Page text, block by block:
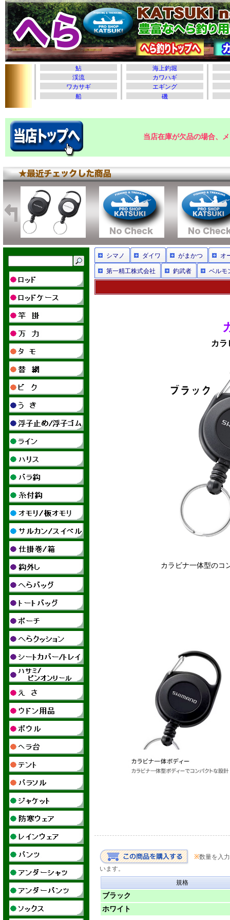
当店在庫が欠品の場合、
シマノ ダイワ がまかつ オ
第一精工株式会社 釣武者 ベルモ
カ
カラビナ一体型のコ
※数量を入
います。
規格
ブラック
ホワイト